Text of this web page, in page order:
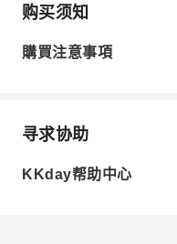
购买须知
購買注意事項
寻求协助
KKday帮助中心